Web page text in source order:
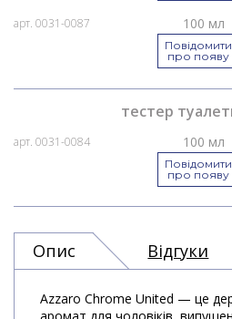
арт. 0031-0087 100 мл
Повідомити
про появу
тестер
арт. 0031-0084 100 мл
Повідомити
про появу
Опис Відгуки
Azzaro Chrome United — це